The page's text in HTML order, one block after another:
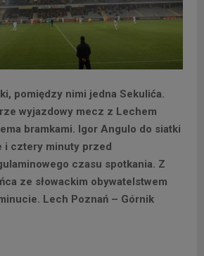
pomiędzy nimi jedna Sekulića.
wyjazdowy mecz z Lechem
bramkami. Igor Angulo do siatki
i cztery minuty przed
czasu spotkania. Z
ze słowackim obywatelstwem
Lech Poznań – Górnik